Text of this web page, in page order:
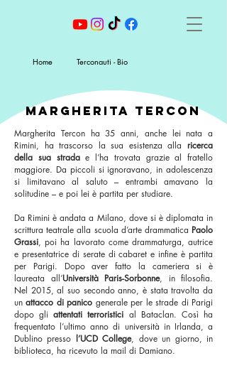
Home Terconauti - Bio
Margherita tercon
Margherita Tercon ha 35 anni, anche lei nata a
Rimini, ha trascorso la sua esistenza alla ricerca
della sua stradae l’ha trovata grazie al fratello
maggiore. Da piccoli si ignoravano, in adolescenza
si limitavano al saluto – entrambi amavano la
solitudine – e poi lei è partita per studiare.
Da Rimini è andata a Milano, dove si è diplomata in
scrittura teatrale alla scuola d’arte drammatica Paolo
Grassi, poi ha lavorato come drammaturga, autrice
e presentatrice di serate di cabaret e infine è partita
per Parigi. Dopo aver fatto la cameriera si è
laureata all’Università Paris-Sorbonne, in filosofia.
Nel 2015, al suo secondo anno, è stata travolta da
unattacco di panico generale per le strade di Parigi
dopo gliattentati terroristici al Bataclan. Così ha
frequentato l’ultimo anno di università in Irlanda, a
Dublino presso l’UCD College, dove un giorno, in
biblioteca, ha ricevuto la mail di Damiano.